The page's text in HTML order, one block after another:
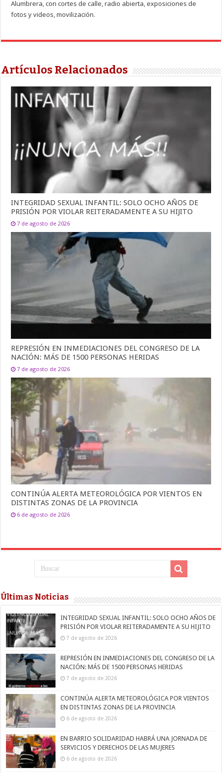
Alumbrera, con cortes de calle, radio abierta, exposiciones de
fotos y videos, movilización.
Artículos Relacionados
INTEGRIDAD SEXUAL INFANTIL: SOLO OCHO AÑOS DE
PRISIÓN POR VIOLAR REITERADAMENTE A SU HIJITO
7 de agosto de 2026
REPRESIÓN EN INMEDIACIONES DEL CONGRESO DE LA
NACIÓN: MÁS DE 1500 PERSONAS HERIDAS
7 de agosto de 2026
CONTINÚA ALERTA METEOROLÓGICA POR VIENTOS EN
DISTINTAS ZONAS DE LA PROVINCIA
6 de agosto de 2026
Últimas Noticias
INTEGRIDAD SEXUAL INFANTIL: SOLO OCHO AÑOS DE
PRISIÓN POR VIOLAR REITERADAMENTE A SU HIJITO
7 de agosto de 2026
REPRESIÓN EN INMEDIACIONES DEL CONGRESO DE LA
NACIÓN: MÁS DE 1500 PERSONAS HERIDAS
7 de agosto de 2026
CONTINÚA ALERTA METEOROLÓGICA POR VIENTOS
EN DISTINTAS ZONAS DE LA PROVINCIA
6 de agosto de 2026
EN BARRIO SOLIDARIDAD HABRÁ UNA JORNADA DE
SERVICIOS Y DERECHOS DE LAS MUJERES
6 de agosto de 2026